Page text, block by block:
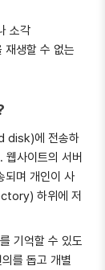
소각
재생할 수 없는
disk)에 전송하
사이트의 서버
되며 개인이 사
하위에 저
기억할 수 있도
를 돕고 개별